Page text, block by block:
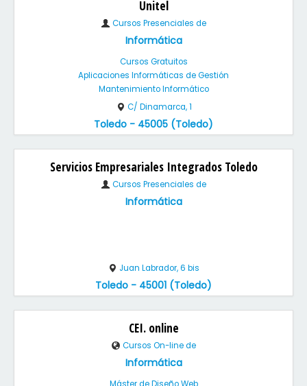
Unitel
Cursos Presenciales de
Informática
Cursos Gratuitos
Aplicaciones Informáticas de Gestión
Mantenimiento Informático
C/ Dinamarca, 1
Toledo - 45005 (Toledo)
Servicios Empresariales Integrados Toledo
Cursos Presenciales de
Informática
Juan Labrador, 6 bis
Toledo - 45001 (Toledo)
CEI. online
Cursos On-line de
Informática